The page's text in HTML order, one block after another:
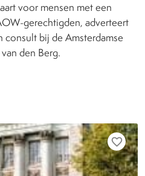
voor mensen met een
gerechtigden, adverteert
consult bij de Amsterdamse
den Berg.
favorite_border